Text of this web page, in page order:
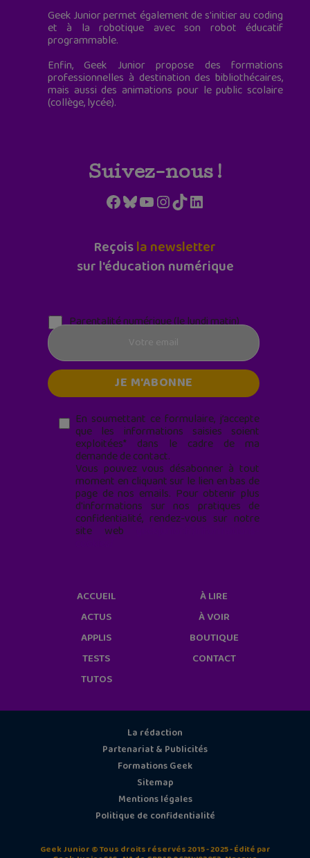
Geek Junior permet également de s'initier au coding
et à la robotique avec son robot éducatif
programmable.
Enfin, Geek Junior propose des formations
professionnelles à destination des bibliothécaires,
mais aussi des animations pour le public scolaire
(collège, lycée).
Suivez-nous !
Facebook
Bluesky
YouTube
Instagram
TikTokLinkedIn
Reçoisla newsletter
sur l'éducation numérique
Parentalité numérique (le lundi matin)
En soumettant ce formulaire, j’accepte
que les informations saisies soient
exploitées* dans le cadre de ma
demande de contact.
Vous pouvez vous désabonner à tout
moment en cliquant sur le lien en bas de
page de nos emails. Pour obtenir plus
d'informations sur nos pratiques de
confidentialité, rendez-vous sur notre
site web
ACCUEIL
ACTUS
APPLIS
TESTS
TUTOS
À LIRE
À VOIR
BOUTIQUE
CONTACT
La rédaction
Partenariat & Publicités
Formations Geek
Sitemap
Mentions légales
Politique de confidentialité
Geek Junior © Tous droits réservés 2015 - 2025 - Édité par